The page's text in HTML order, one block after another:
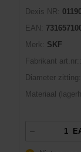
Dexis NR:
EAN:
Merk:
SKF
Fabrikant art.nr::
Diameter zitting:
Materiaal